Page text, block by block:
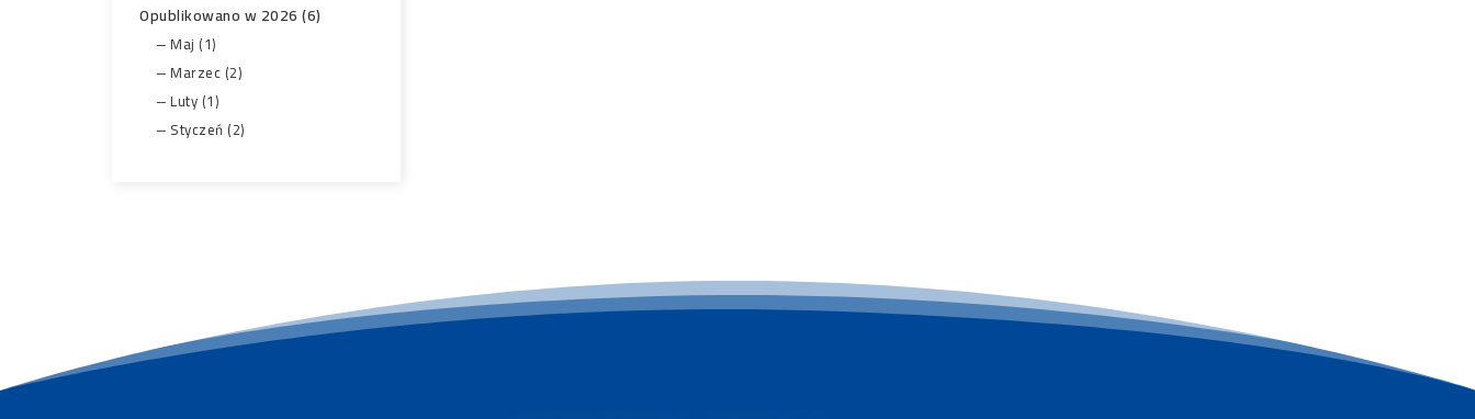
Opublikowano w 2026 (6)
Maj (1)
Marzec (2)
Luty (1)
Styczeń (2)